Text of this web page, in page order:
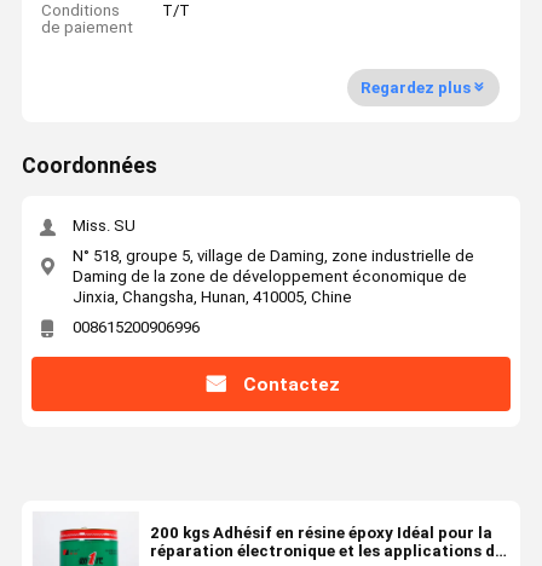
Conditions
de paiement
T/T
Regardez plus
Coordonnées
Miss. SU
N° 518, groupe 5, village de Daming, zone industrielle de
Daming de la zone de développement économique de
Jinxia, Changsha, Hunan, 410005, Chine
008615200906996
Contactez
200 kgs Adhésif en résine époxy Idéal pour la
réparation électronique et les applications de